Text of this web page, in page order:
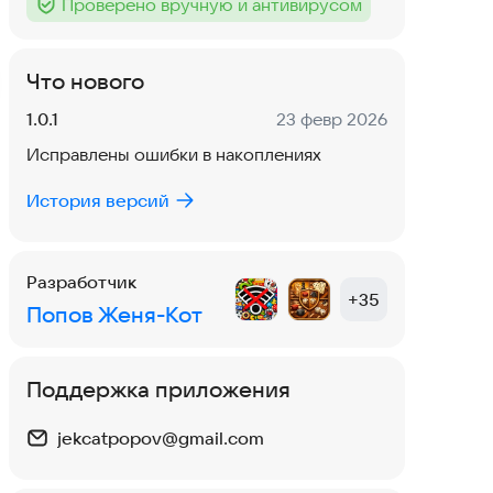
Тег :
Проверено вручную и антивирусом
Что нового
Версия:
1.0.1 Дата:
23 февр 2026
Исправлены ошибки в накоплениях
История версий
Разработчик
Попов Женя-Кот
+35
Поддержка приложения
jekcatpopov@gmail.com